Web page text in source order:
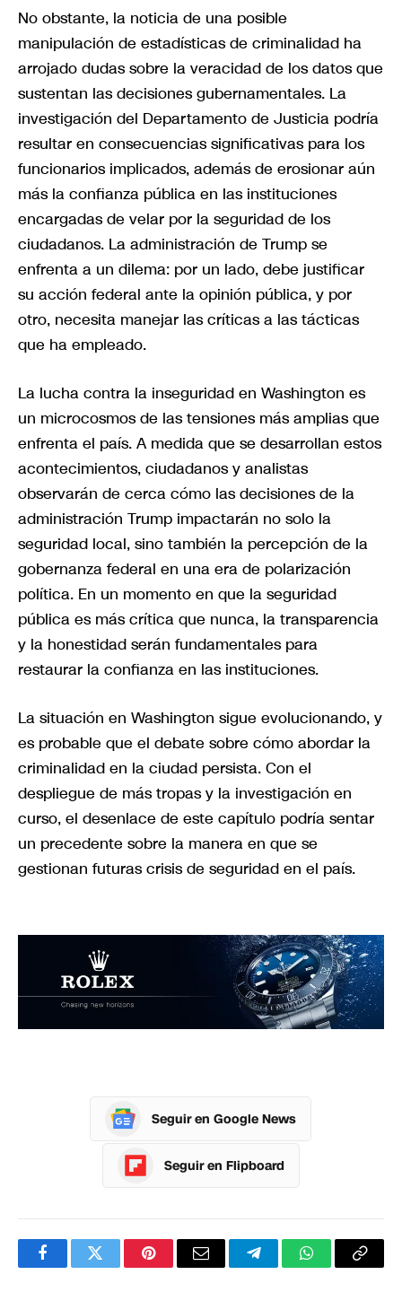
No obstante, la noticia de una posible
manipulación de estadísticas de criminalidad ha
arrojado dudas sobre la veracidad de los datos que
sustentan las decisiones gubernamentales. La
investigación del Departamento de Justicia podría
resultar en consecuencias significativas para los
funcionarios implicados, además de erosionar aún
más la confianza pública en las instituciones
encargadas de velar por la seguridad de los
ciudadanos. La administración de Trump se
enfrenta a un dilema: por un lado, debe justificar
su acción federal ante la opinión pública, y por
otro, necesita manejar las críticas a las tácticas
que ha empleado.
La lucha contra la inseguridad en Washington es
un microcosmos de las tensiones más amplias que
enfrenta el país. A medida que se desarrollan estos
acontecimientos, ciudadanos y analistas
observarán de cerca cómo las decisiones de la
administración Trump impactarán no solo la
seguridad local, sino también la percepción de la
gobernanza federal en una era de polarización
política. En un momento en que la seguridad
pública es más crítica que nunca, la transparencia
y la honestidad serán fundamentales para
restaurar la confianza en las instituciones.
La situación en Washington sigue evolucionando, y
es probable que el debate sobre cómo abordar la
criminalidad en la ciudad persista. Con el
despliegue de más tropas y la investigación en
curso, el desenlace de este capítulo podría sentar
un precedente sobre la manera en que se
gestionan futuras crisis de seguridad en el país.
Seguir en Google News
Seguir en Flipboard
FacebookTwitterPinterestCorreoTelegramWhatsApp